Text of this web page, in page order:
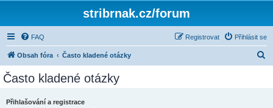
stribrnak.cz/forum
FAQ Přihlásit se
Registrovat
Obsah fóra Často kladené otázky
Často kladené otázky
Přihlašování a registrace